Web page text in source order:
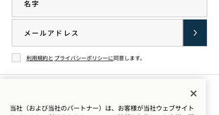
同意する
利用規約と プライバシーポリシーに同意します。
イン
TikTokFacebookYouTubeLinkedInSpotify
当社（および当社のパートナー）は、お客様が当社ウェブサイト